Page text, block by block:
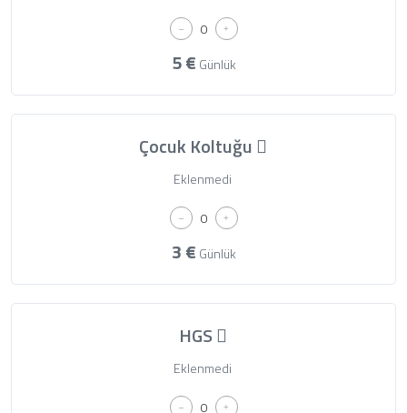
5€ Günlük
Çocuk Koltuğu
Eklenmedi
3€ Günlük
HGS
Eklenmedi